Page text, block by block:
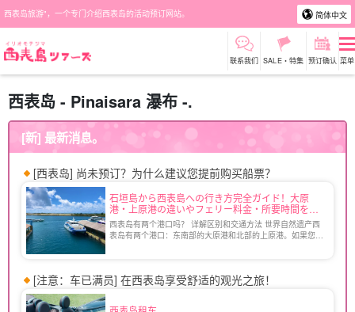
西表岛旅游"，一个专门介绍西表岛的活动预订网站。 简体中文
联系我们 SALE・特集 预订确认 菜单
西表岛 - Pinaisara 瀑布 -.
[新] 最新消息。
[西表岛] 尚未预订？为什么建议您提前购买船票？
石垣島から西表島への行き方完全ガイド！大原
港・上原港の違いやフェリー料金・所要時間を徹
底解説
西表岛有两个港口吗？ 详解区别和交通方法 世界自然遗产西
表岛有两个港口：东南部的大原港和北部的上原港。如果您是
[注意：车已满员] 在西表岛享受舒适的观光之旅！